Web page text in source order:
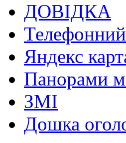
ДОВІДКА
Яндекс
Панорами
ЗМІ
Дошка